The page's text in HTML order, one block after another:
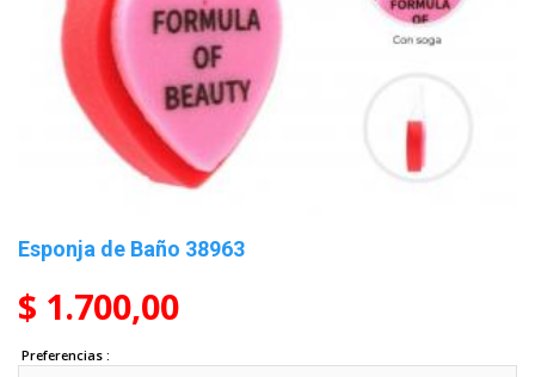
Esponja de Baño 38963
$ 1.700,00
Preferencias